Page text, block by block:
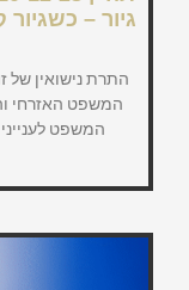
גיור –
התרת נישואין של
המשפט